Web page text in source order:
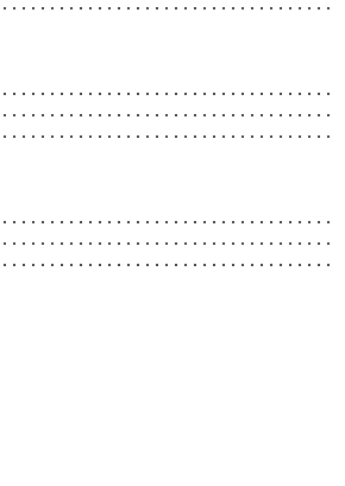
. . . . . . . . . . . . . . . . . . . . . . . . . . . . . . . . . .
. . . . . . . . . . . . . . . . . . . . . . . . . . . . . . . . . .
. . . . . . . . . . . . . . . . . . . . . . . . . . . . . . . . . .
. . . . . . . . . . . . . . . . . . . . . . . . . . . . . . . . . .
. . . . . . . . . . . . . . . . . . . . . . . . . . . . . . . . . .
. . . . . . . . . . . . . . . . . . . . . . . . . . . . . . . . . .